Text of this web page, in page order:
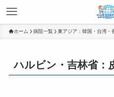
ホーム 病院一覧 東アジア：韓国・台湾・
ハルビン・吉林省：